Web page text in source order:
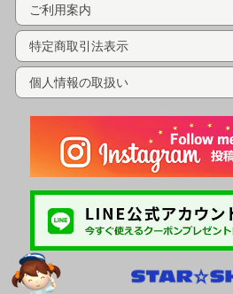
ご利用案内
特定商取引法表示
個人情報の取扱い